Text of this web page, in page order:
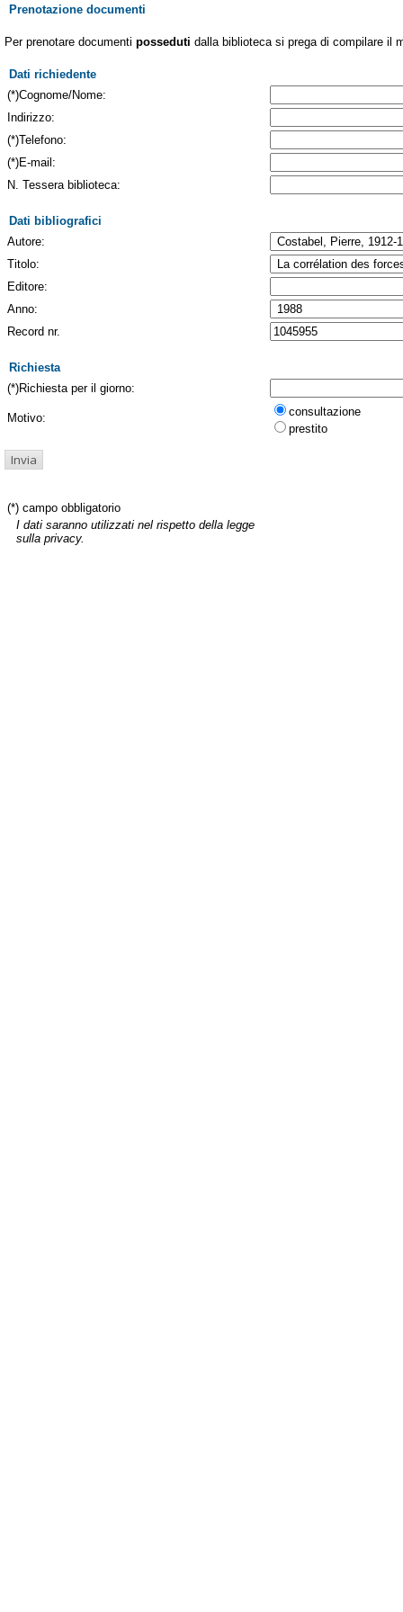
Prenotazione documenti
Per prenotare documenti posseduti dalla biblioteca si prega di compilare il
Dati richiedente
(*)Cognome/Nome:
Indirizzo:
(*)Telefono:
(*)E-mail:
N. Tessera biblioteca:
Dati bibliografici
Autore:
Titolo:
Editore:
Anno:
Record nr.
Richiesta
(*)Richiesta per il giorno:
Motivo:
consultazione
prestito
(*) campo obbligatorio
I dati saranno utilizzati nel rispetto della legge
sulla privacy.